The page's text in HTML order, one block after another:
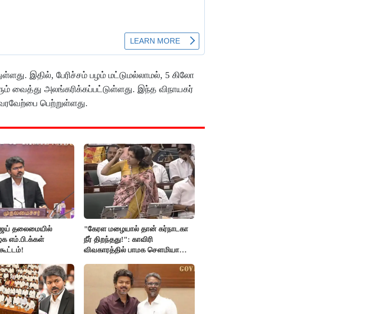
இதில், பேரிச்சம் பழம் மட்டுமல்லாமல், 5 கிலோ
வைத்து அலங்கரிக்கப்பட்டுள்ளது. இந்த விநாயகர்
பெற்றுள்ளது.
தலைமையில்
எம்.பி.க்கள்
"கேரள மழையால் தான் கர்நாடகா
நீர் திறந்தது!": காவிரி
விவகாரத்தில் பாமக சௌமியா